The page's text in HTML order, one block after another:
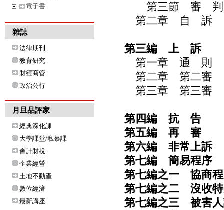
電子書
雜誌
法律期刊
教育研究
財經商管
政治公行
月旦品評家
經典深化課
大學課堂/私慕課
會計財稅
企業經營
土地不動產
數位經濟
最新講座
第三節 審 判
第二章 自 訴
第三編 上 訴
第一章 通 則
第二章 第二審
第三章 第三審
第四編 抗 告
第五編 再 審
第六編 非常上訴
第七編 簡易程序
第七編之一 協商
第七編之二 沒收
第七編之三 被害